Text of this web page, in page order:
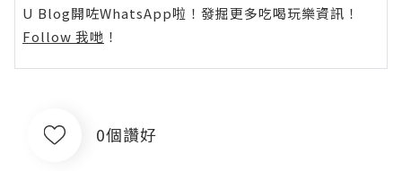
U Blog開咗WhatsApp啦！發掘更多吃喝玩樂資訊！
Follow 我哋 ！
0個讚好